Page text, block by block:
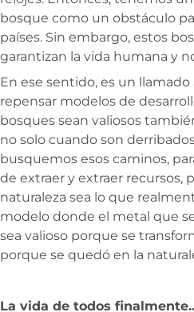
bosque como un obstáculo
países. Sin embargo, estos
garantizan la vida humana y
En ese sentido, es un llamado
repensar modelos de
bosques sean valiosos
no solo cuando son
busquemos esos caminos,
de extraer y extraer recursos,
naturaleza sea lo que
modelo donde el metal que
sea valioso porque se
porque se quedó en la
La vida de todos